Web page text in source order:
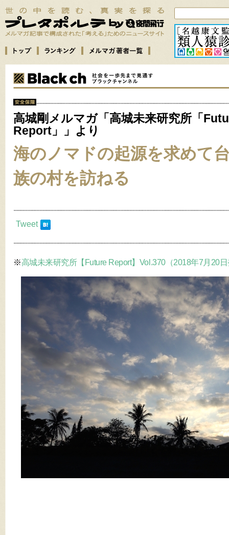
高城剛メルマガ「高城未来研究所「
Report」」より
海のノマドの起源を求めて
族の村を訪ねる
Tweet
※高城未来研究所【Future Report】Vol.370（2018年7月20